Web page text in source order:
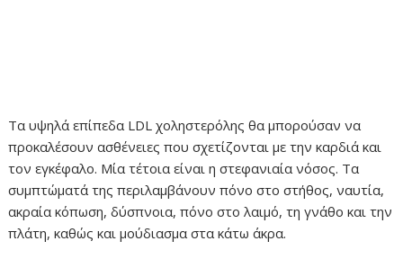
Τα υψηλά επίπεδα LDL χοληστερόλης θα μπορούσαν να
προκαλέσουν ασθένειες που σχετίζονται με την καρδιά και
τον εγκέφαλο. Μία τέτοια είναι η στεφανιαία νόσος. Τα
συμπτώματά της περιλαμβάνουν πόνο στο στήθος, ναυτία,
ακραία κόπωση, δύσπνοια, πόνο στο λαιμό, τη γνάθο και την
πλάτη, καθώς και μούδιασμα στα κάτω άκρα.